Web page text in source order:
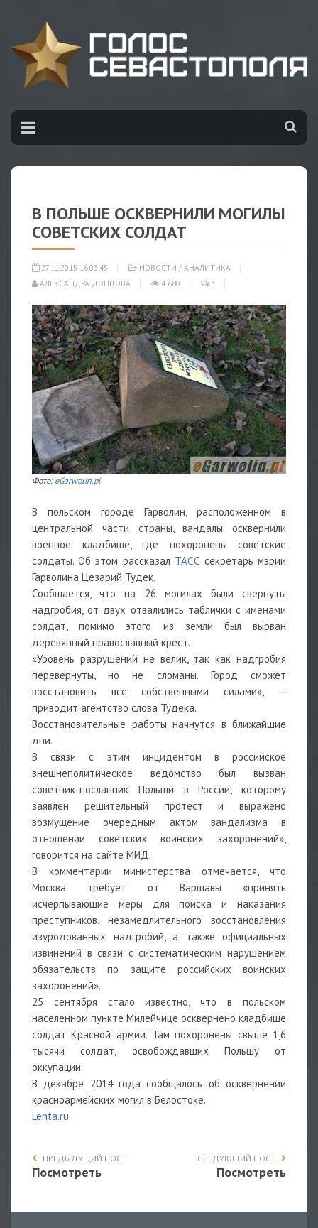
В ПОЛЬШЕ ОСКВЕРНИЛИ МОГИЛЫ
СОВЕТСКИХ СОЛДАТ
27.11.2015 16:03:45 НОВОСТИ / АНАЛИТИКА
АЛЕКСАНДРА ДОНЦОВА
4 680 3
Фото: eGarwolin.pl
В польском городе Гарволин, расположенном в
центральной части страны, вандалы осквернили
военное кладбище, где похоронены советские
солдаты. Об этом рассказал ТАСС секретарь мэрии
Гарволина Цезарий Тудек.
Сообщается, что на 26 могилах были свернуты
надгробия, от двух отвалились таблички с именами
солдат, помимо этого из земли был вырван
деревянный православный крест.
«Уровень разрушений не велик, так как надгробия
перевернуты, но не сломаны. Город сможет
восстановить все собственными силами», —
приводит агентство слова Тудека.
Восстановительные работы начнутся в ближайшие
дни.
В связи с этим инцидентом в российское
внешнеполитическое ведомство был вызван
советник-посланник Польши в России, которому
заявлен решительный протест и выражено
возмущение очередным актом вандализма в
отношении советских воинских захоронений»,
говорится на сайте МИД.
В комментарии министерства отмечается, что
Москва требует от Варшавы «принять
исчерпывающие меры для поиска и наказания
преступников, незамедлительного восстановления
изуродованных надгробий, а также официальных
извинений в связи с систематическим нарушением
обязательств по защите российских воинских
захоронений».
25 сентября стало известно, что в польском
населенном пункте Милейчице осквернено кладбище
солдат Красной армии. Там похоронены свыше 1,6
тысячи солдат, освобождавших Польшу от
оккупации.
В декабре 2014 года сообщалось об осквернении
красноармейских могил в Белостоке.
Lenta.ru
ПРЕДЫДУЩИЙ ПОСТ
Посмотреть
СЛЕДУЮЩИЙ ПОСТ
Посмотреть